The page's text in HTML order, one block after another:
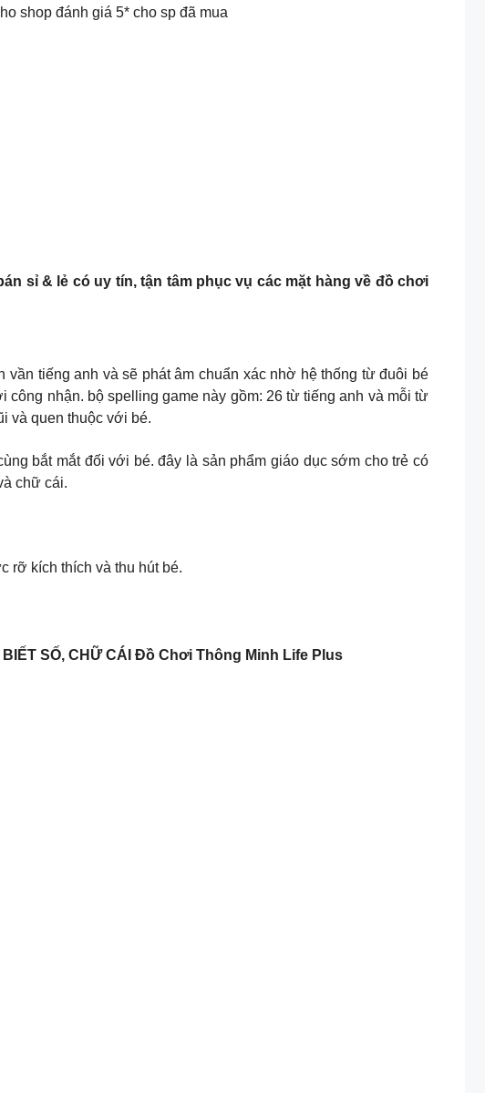
shop đánh giá 5* cho sp đã mua
sỉ & lẻ có uy tín, tận tâm phục vụ các mặt hàng về đồ chơi
tiếng anh và sẽ phát âm chuẩn xác nhờ hệ thống từ đuôi bé
nhận. bộ spelling game này gồm: 26 từ tiếng anh và mỗi từ
và quen thuộc với bé.
bắt mắt đối với bé. đây là sản phẩm giáo dục sớm cho trẻ có
chữ cái.
rỡ kích thích và thu hút bé.
SỐ, CHỮ CÁI Đồ Chơi Thông Minh Life Plus